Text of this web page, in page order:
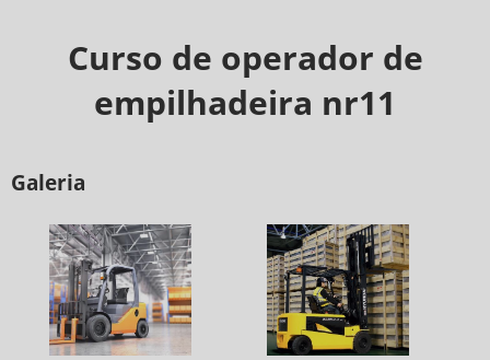
Curso de operador de
empilhadeira nr11
Galeria